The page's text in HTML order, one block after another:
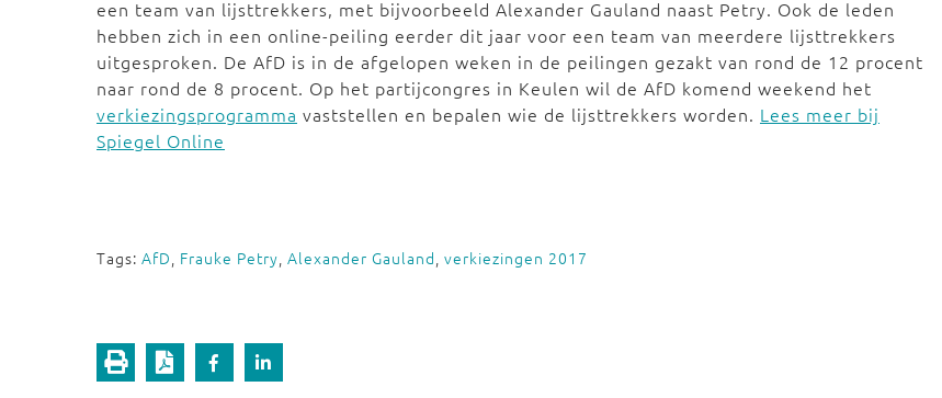
een team van lijsttrekkers, met bijvoorbeeld Alexander Gauland naast Petry. Ook de leden
hebben zich in een online-peiling eerder dit jaar voor een team van meerdere lijsttrekkers
uitgesproken. De AfD is in de afgelopen weken in de peilingen gezakt van rond de 12 procent
naar rond de 8 procent. Op het partijcongres in Keulen wil de AfD komend weekend het
verkiezingsprogramma vaststellen en bepalen wie de lijsttrekkers worden. Lees meer bij
Spiegel Online
Tags: AfD, Frauke Petry, Alexander Gauland, verkiezingen 2017